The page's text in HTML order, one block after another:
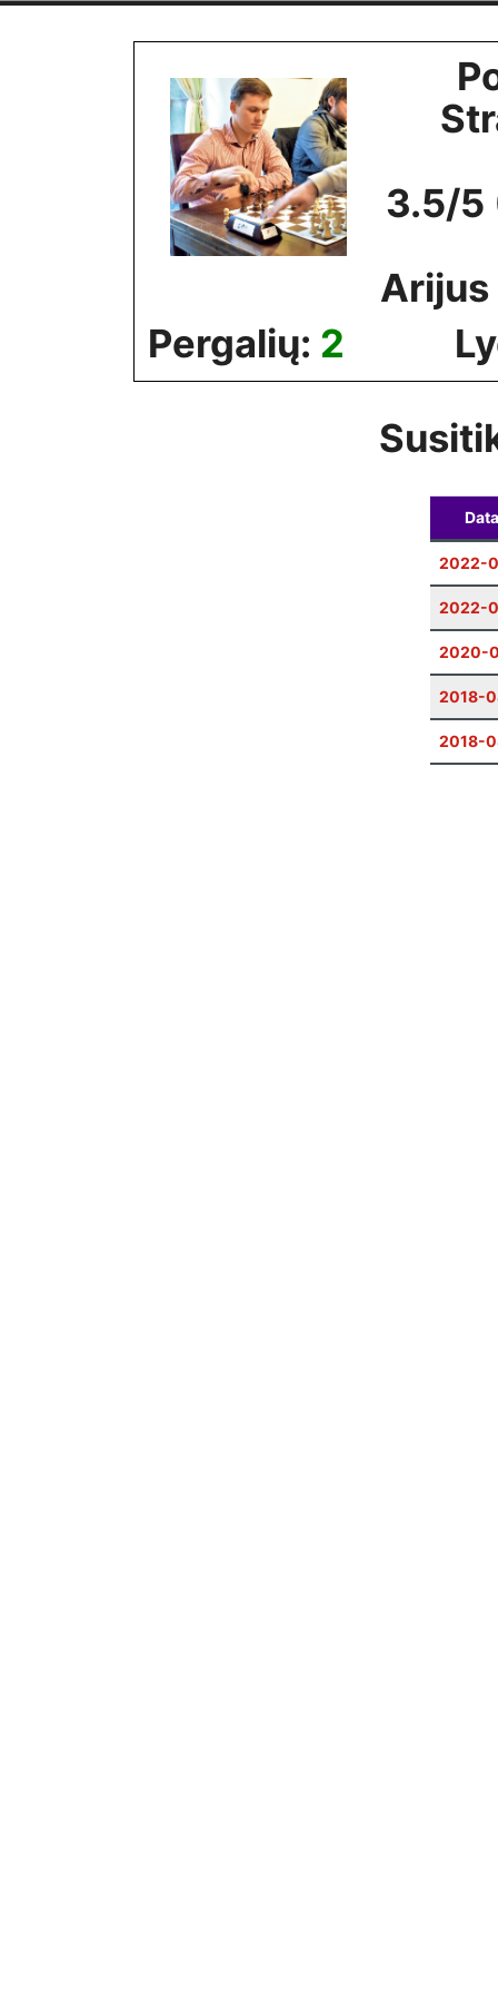
3.5/5
Pergalių: 2
Data
2022-
2022-
2020-
2018-
2018-